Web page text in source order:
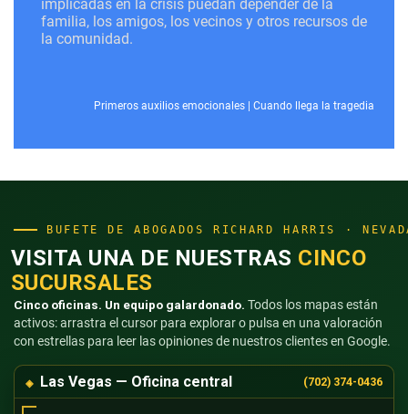
implicadas en la crisis puedan depender de la
familia, los amigos, los vecinos y otros recursos de
la comunidad.
Primeros auxilios emocionales | Cuando llega la tragedia
BUFETE DE ABOGADOS RICHARD HARRIS ·
VISITA UNA DE NUESTRAS CINCO
SUCURSALES
Cinco oficinas. Un equipo galardonado. Todos los mapas están
activos: arrastra el cursor para explorar o pulsa en una valoración
con estrellas para leer las opiniones de nuestros clientes en Google.
Las Vegas — Oficina central (702) 374-0436